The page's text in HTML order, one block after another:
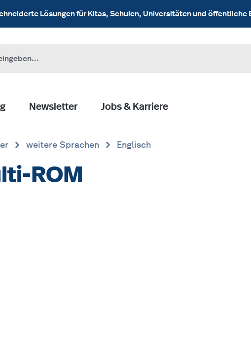
Lösungen für Kitas, Schulen, Universitäten und öffentliche
Newsletter Jobs & Karriere
weitere Sprachen Englisch
ROM